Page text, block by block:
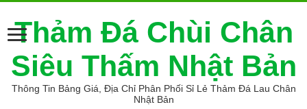
Thảm Đá Chùi Chân
Siêu Thấm Nhật Bản
Thông Tin Bảng Giá, Địa Chỉ Phân Phối Sỉ Lẻ Thảm Đá Lau Chân
Nhật Bản